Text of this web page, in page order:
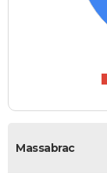
Massabrac